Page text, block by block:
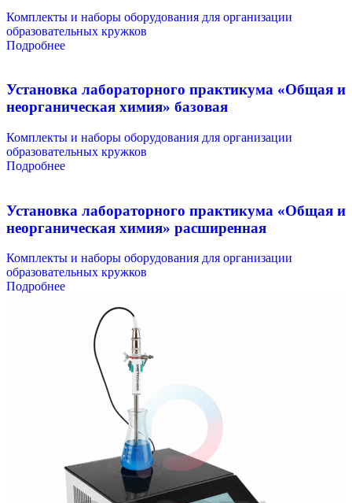
Комплекты и наборы оборудования для организации
образовательных кружков
Подробнее
Установка лабораторного практикума «Общая и
неорганическая химия» базовая
Комплекты и наборы оборудования для организации
образовательных кружков
Подробнее
Установка лабораторного практикума «Общая и
неорганическая химия» расширенная
Комплекты и наборы оборудования для организации
образовательных кружков
Подробнее